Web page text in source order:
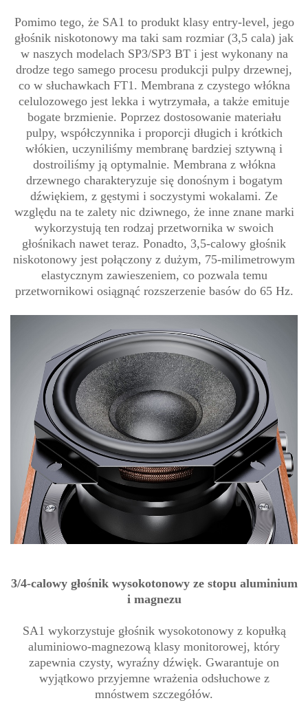
Pomimo tego, że SA1 to produkt klasy entry-level, jego
głośnik niskotonowy ma taki sam rozmiar (3,5 cala) jak
w naszych modelach SP3/SP3 BT i jest wykonany na
drodze tego samego procesu produkcji pulpy drzewnej,
co w słuchawkach FT1. Membrana z czystego włókna
celulozowego jest lekka i wytrzymała, a także emituje
bogate brzmienie. Poprzez dostosowanie materiału
pulpy, współczynnika i proporcji długich i krótkich
włókien, uczyniliśmy membranę bardziej sztywną i
dostroiliśmy ją optymalnie. Membrana z włókna
drzewnego charakteryzuje się donośnym i bogatym
dźwiękiem, z gęstymi i soczystymi wokalami. Ze
względu na te zalety nic dziwnego, że inne znane marki
wykorzystują ten rodzaj przetwornika w swoich
głośnikach nawet teraz. Ponadto, 3,5-calowy głośnik
niskotonowy jest połączony z dużym, 75-milimetrowym
elastycznym zawieszeniem, co pozwala temu
przetwornikowi osiągnąć rozszerzenie basów do 65 Hz.
3/4-calowy głośnik wysokotonowy ze stopu aluminium
i magnezu
SA1 wykorzystuje głośnik wysokotonowy z kopułką
aluminiowo-magnezową klasy monitorowej, który
zapewnia czysty, wyraźny dźwięk. Gwarantuje on
wyjątkowo przyjemne wrażenia odsłuchowe z
mnóstwem szczegółów.